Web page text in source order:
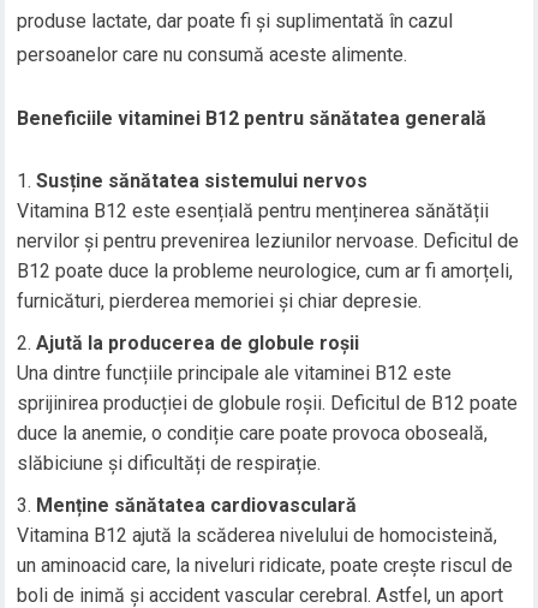
produse lactate, dar poate fi și suplimentată în cazul
persoanelor care nu consumă aceste alimente.
Beneficiile vitaminei B12 pentru sănătatea generală
Susține sănătatea sistemului nervos
Vitamina B12 este esențială pentru menținerea sănătății
nervilor și pentru prevenirea leziunilor nervoase. Deficitul de
B12 poate duce la probleme neurologice, cum ar fi amorțeli,
furnicături, pierderea memoriei și chiar depresie.
Ajută la producerea de globule roșii
Una dintre funcțiile principale ale vitaminei B12 este
sprijinirea producției de globule roșii. Deficitul de B12 poate
duce la anemie, o condiție care poate provoca oboseală,
slăbiciune și dificultăți de respirație.
Menține sănătatea cardiovasculară
Vitamina B12 ajută la scăderea nivelului de homocisteină,
un aminoacid care, la niveluri ridicate, poate crește riscul de
boli de inimă și accident vascular cerebral. Astfel, un aport